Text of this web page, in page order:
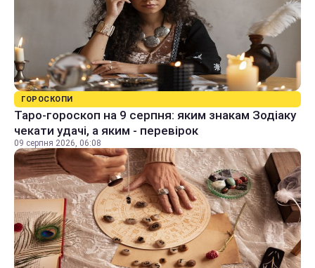
ГОРОСКОПИ
Таро-гороскоп на 9 серпня: яким знакам Зодіаку
чекати удачі, а яким - перевірок
09 серпня 2026, 06:08